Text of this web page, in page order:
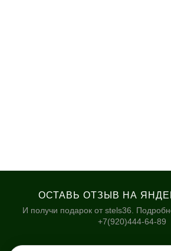
ОСТАВЬ ОТЗЫВ НА
И получи подарок от stels36.
+7(920)444-64-89